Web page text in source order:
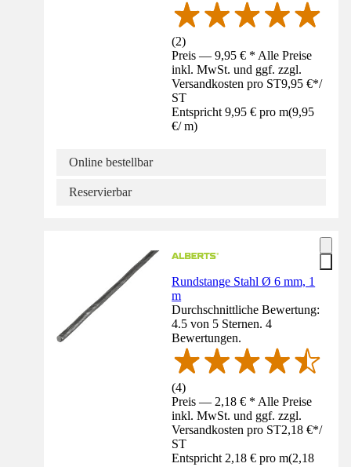
(2)
Preis — 9,95 € * Alle Preise
inkl. MwSt. und ggf. zzgl.
Versandkosten pro ST9,95 €*/
ST
Entspricht 9,95 € pro m(9,95
€/ m)
Online bestellbar
Reservierbar
Rundstange Stahl Ø 6 mm, 1
m
Durchschnittliche Bewertung:
4.5 von 5 Sternen. 4
Bewertungen.
(4)
Preis — 2,18 € * Alle Preise
inkl. MwSt. und ggf. zzgl.
Versandkosten pro ST2,18 €*/
ST
Entspricht 2,18 € pro m(2,18